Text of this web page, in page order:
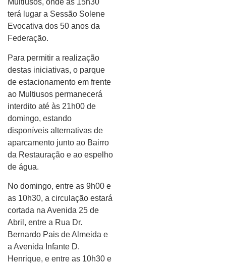
Multiusos, onde às 15h30
terá lugar a Sessão Solene
Evocativa dos 50 anos da
Federação.
Para permitir a realização
destas iniciativas, o parque
de estacionamento em frente
ao Multiusos permanecerá
interdito até às 21h00 de
domingo, estando
disponíveis alternativas de
aparcamento junto ao Bairro
da Restauração e ao espelho
de água.
No domingo, entre as 9h00 e
as 10h30, a circulação estará
cortada na Avenida 25 de
Abril, entre a Rua Dr.
Bernardo Pais de Almeida e
a Avenida Infante D.
Henrique, e entre as 10h30 e